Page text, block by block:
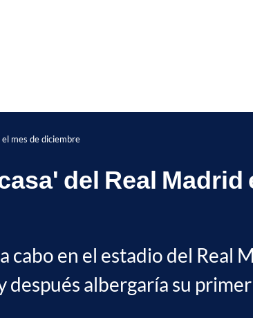
mes de diciembre
del Real Madrid
cabo en el estadio del Real
albergaría su